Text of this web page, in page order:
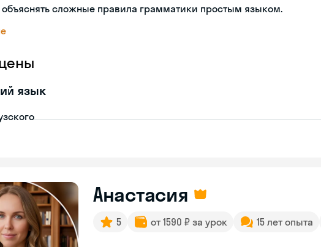
объяснять сложные правила грамматики простым языком.
язык
Анастасия
5 от 1590 ₽ за урок 15 лет опыта